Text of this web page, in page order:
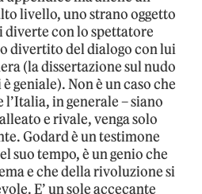
livello, uno strano oggetto
diverte con lo spettatore
divertito del dialogo con lui
(la dissertazione sul nudo
geniale). Non è un caso che
in generale – siano
e rivale, venga solo
Godard è un testimone
suo tempo, è un genio che
e che della rivoluzione si
E’ un sole accecante